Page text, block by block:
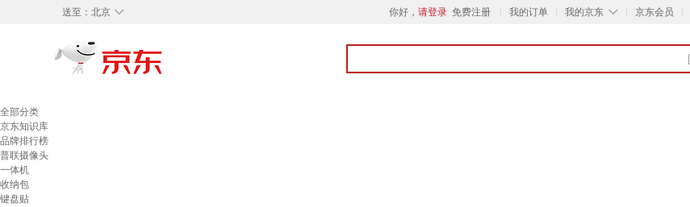
◇
送至： 北京 你好， 请登录 免费注册 我的订单 ◇
我的京东 京东会员
全部分类
京东知识库
品牌排行榜
普联摄像头
一体机
收纳包
键盘贴